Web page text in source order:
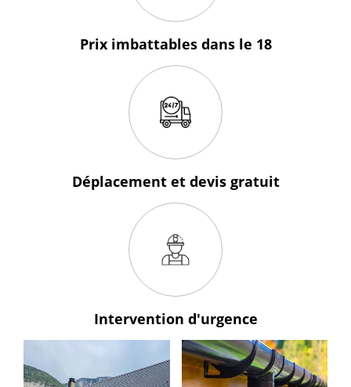
Prix imbattables dans le 18
Déplacement et devis gratuit
Intervention d'urgence